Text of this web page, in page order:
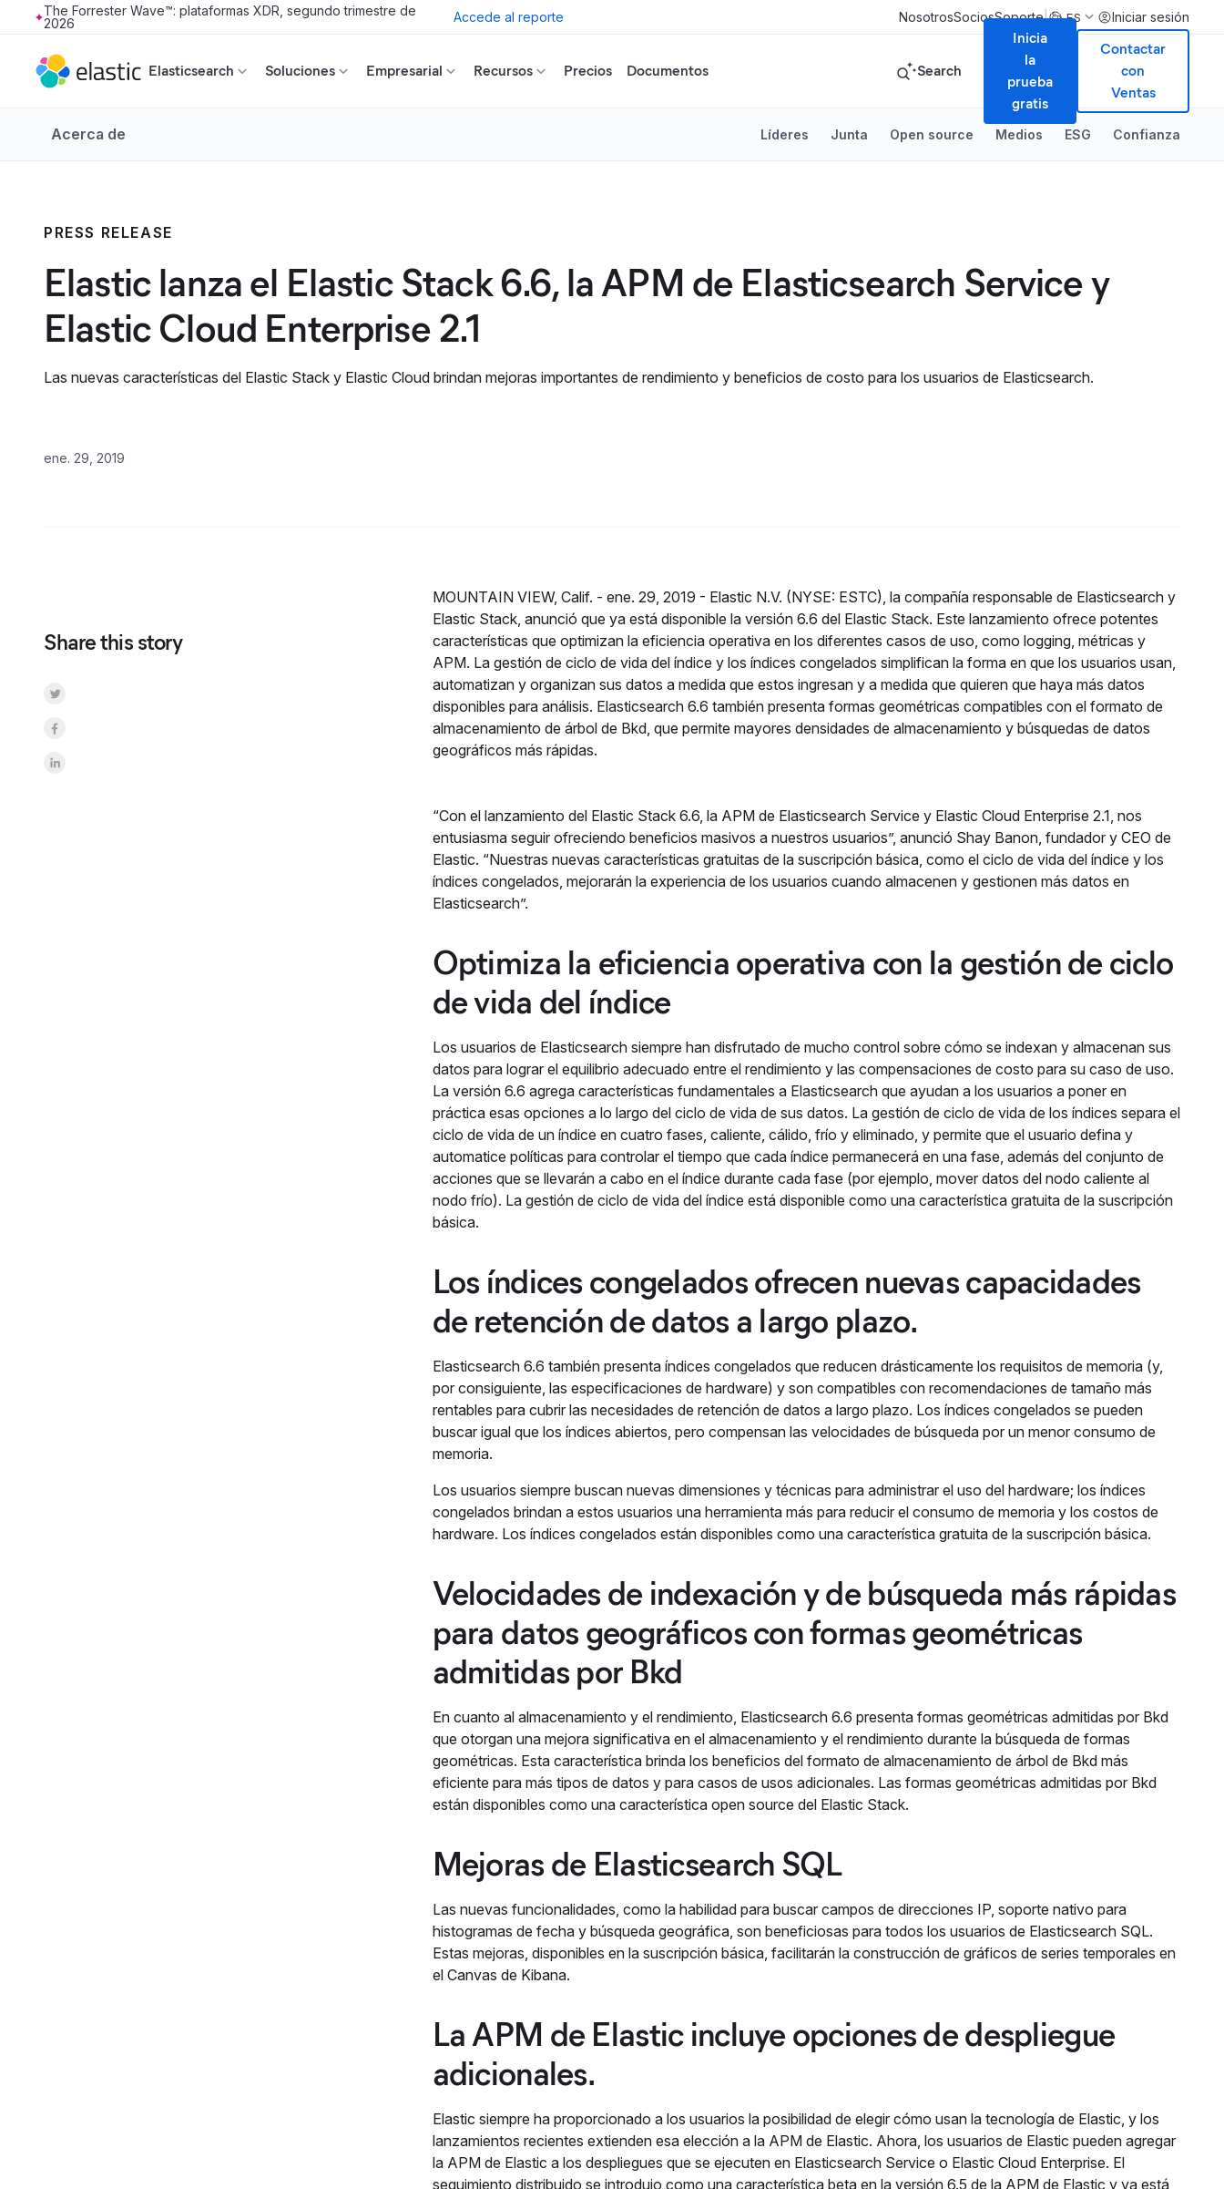
Skip to main content
The Forrester Wave™: plataformas XDR, segundo trimestre de
2026
Accede al reporte NosotrosSociosSoporte| ES Iniciar sesión
Elasticsearch Soluciones Empresarial Recursos Precios Documentos Search
Inicia
la
prueba
gratis
Contactar
con
Ventas
Acerca de Líderes Junta Open source Medios ESG Confianza
PRESS RELEASE
Elastic lanza el Elastic Stack 6.6, la APM de Elasticsearch Service y
Elastic Cloud Enterprise 2.1
Las nuevas características del Elastic Stack y Elastic Cloud brindan mejoras importantes de rendimiento y beneficios de costo para los usuarios de Elasticsearch.
ene. 29, 2019
Share this story
Share on Twitter
Share on Facebook
Share on LinkedInr
MOUNTAIN VIEW, Calif. - ene. 29, 2019 - Elastic N.V. (NYSE: ESTC), la compañía responsable de Elasticsearch y
Elastic Stack, anunció que ya está disponible la versión 6.6 del Elastic Stack. Este lanzamiento ofrece potentes
características que optimizan la eficiencia operativa en los diferentes casos de uso, como logging, métricas y
APM. La gestión de ciclo de vida del índice y los índices congelados simplifican la forma en que los usuarios usan,
automatizan y organizan sus datos a medida que estos ingresan y a medida que quieren que haya más datos
disponibles para análisis. Elasticsearch 6.6 también presenta formas geométricas compatibles con el formato de
almacenamiento de árbol de Bkd, que permite mayores densidades de almacenamiento y búsquedas de datos
geográficos más rápidas.
“Con el lanzamiento del Elastic Stack 6.6, la APM de Elasticsearch Service y Elastic Cloud Enterprise 2.1, nos
entusiasma seguir ofreciendo beneficios masivos a nuestros usuarios”, anunció Shay Banon, fundador y CEO de
Elastic. “Nuestras nuevas características gratuitas de la suscripción básica, como el ciclo de vida del índice y los
índices congelados, mejorarán la experiencia de los usuarios cuando almacenen y gestionen más datos en
Elasticsearch”.
Optimiza la eficiencia operativa con la gestión de ciclo
de vida del índice
Los usuarios de Elasticsearch siempre han disfrutado de mucho control sobre cómo se indexan y almacenan sus
datos para lograr el equilibrio adecuado entre el rendimiento y las compensaciones de costo para su caso de uso.
La versión 6.6 agrega características fundamentales a Elasticsearch que ayudan a los usuarios a poner en
práctica esas opciones a lo largo del ciclo de vida de sus datos. La gestión de ciclo de vida de los índices separa el
ciclo de vida de un índice en cuatro fases, caliente, cálido, frío y eliminado, y permite que el usuario defina y
automatice políticas para controlar el tiempo que cada índice permanecerá en una fase, además del conjunto de
acciones que se llevarán a cabo en el índice durante cada fase (por ejemplo, mover datos del nodo caliente al
nodo frío). La gestión de ciclo de vida del índice está disponible como una característica gratuita de la suscripción
básica.
Los índices congelados ofrecen nuevas capacidades
de retención de datos a largo plazo.
Elasticsearch 6.6 también presenta índices congelados que reducen drásticamente los requisitos de memoria (y,
por consiguiente, las especificaciones de hardware) y son compatibles con recomendaciones de tamaño más
rentables para cubrir las necesidades de retención de datos a largo plazo. Los índices congelados se pueden
buscar igual que los índices abiertos, pero compensan las velocidades de búsqueda por un menor consumo de
memoria.
Los usuarios siempre buscan nuevas dimensiones y técnicas para administrar el uso del hardware; los índices
congelados brindan a estos usuarios una herramienta más para reducir el consumo de memoria y los costos de
hardware. Los índices congelados están disponibles como una característica gratuita de la suscripción básica.
Velocidades de indexación y de búsqueda más rápidas
para datos geográficos con formas geométricas
admitidas por Bkd
En cuanto al almacenamiento y el rendimiento, Elasticsearch 6.6 presenta formas geométricas admitidas por Bkd
que otorgan una mejora significativa en el almacenamiento y el rendimiento durante la búsqueda de formas
geométricas. Esta característica brinda los beneficios del formato de almacenamiento de árbol de Bkd más
eficiente para más tipos de datos y para casos de usos adicionales. Las formas geométricas admitidas por Bkd
están disponibles como una característica open source del Elastic Stack.
Mejoras de Elasticsearch SQL
Las nuevas funcionalidades, como la habilidad para buscar campos de direcciones IP, soporte nativo para
histogramas de fecha y búsqueda geográfica, son beneficiosas para todos los usuarios de Elasticsearch SQL.
Estas mejoras, disponibles en la suscripción básica, facilitarán la construcción de gráficos de series temporales en
el Canvas de Kibana.
La APM de Elastic incluye opciones de despliegue
adicionales.
Elastic siempre ha proporcionado a los usuarios la posibilidad de elegir cómo usan la tecnología de Elastic, y los
lanzamientos recientes extienden esa elección a la APM de Elastic. Ahora, los usuarios de Elastic pueden agregar
la APM de Elastic a los despliegues que se ejecuten en Elasticsearch Service o Elastic Cloud Enterprise. El
seguimiento distribuido se introdujo como una característica beta en la versión 6.5 de la APM de Elastic y ya está